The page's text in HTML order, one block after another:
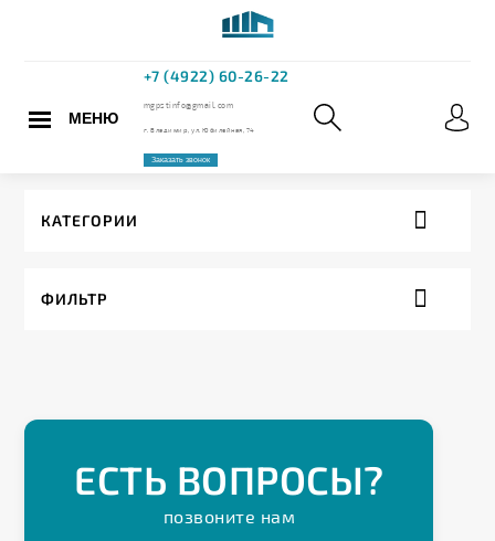
МЕНЮ
mgpstinfo@gmail.com
КАТЕГОРИИ
ФИЛЬТР
ЕСТЬ ВОПРОСЫ?
позвоните нам